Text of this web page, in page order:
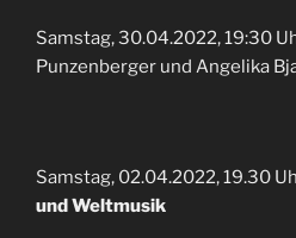
Samstag, 30.04.2022, 19:30
Punzenberger und Angelika
Samstag, 02.04.2022, 19.30
und Weltmusik